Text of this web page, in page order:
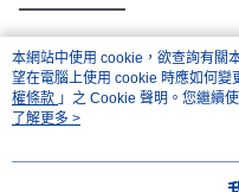
熱門標籤
本網站中使用 cookie，欲查詢有關
望在電腦上使用 cookie 時應如何變
權條款 」之 Cookie 聲明。您繼續
用條款之 Cookie 聲明使用 cookie。
了解更多 >